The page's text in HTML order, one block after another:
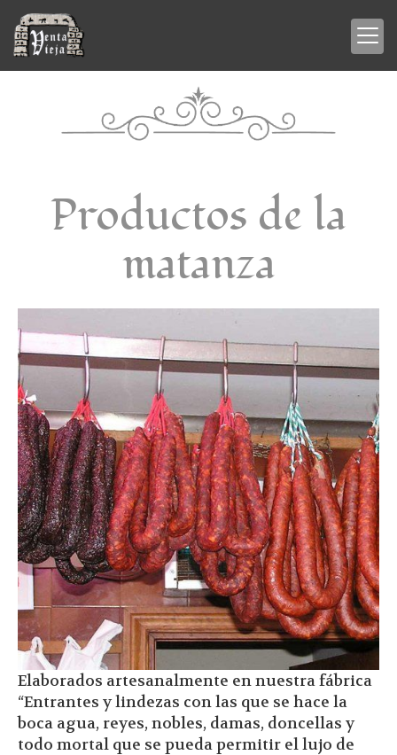
Productos de la
matanza
Elaborados artesanalmente en nuestra fábrica
“Entrantes y lindezas con las que se hace la
boca agua, reyes, nobles, damas, doncellas y
todo mortal que se pueda permitir el lujo de